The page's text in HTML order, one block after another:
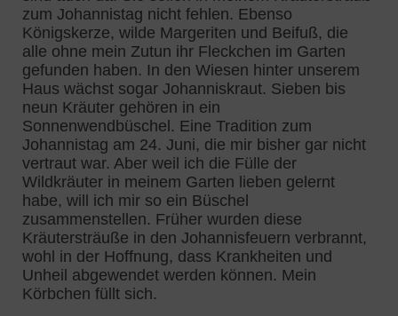
zum Johannistag nicht fehlen. Ebenso
Königskerze, wilde Margeriten und Beifuß, die
alle ohne mein Zutun ihr Fleckchen im Garten
gefunden haben. In den Wiesen hinter unserem
Haus wächst sogar Johanniskraut. Sieben bis
neun Kräuter gehören in ein
Sonnenwendbüschel. Eine Tradition zum
Johannistag am 24. Juni, die mir bisher gar nicht
vertraut war. Aber weil ich die Fülle der
Wildkräuter in meinem Garten lieben gelernt
habe, will ich mir so ein Büschel
zusammenstellen. Früher wurden diese
Kräutersträuße in den Johannisfeuern verbrannt,
wohl in der Hoffnung, dass Krankheiten und
Unheil abgewendet werden können. Mein
Körbchen füllt sich.